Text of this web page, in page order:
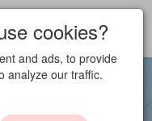
cookies?
and ads, to provide
analyze our traffic.